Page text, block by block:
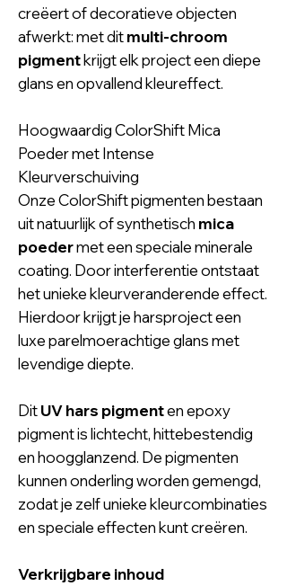
creëert of decoratieve objecten
afwerkt: met ditmulti-chroom
pigmentkrijgt elk project een diepe
glans en opvallend kleureffect.
Hoogwaardig ColorShift Mica
Poeder met Intense
Kleurverschuiving
Onze ColorShift pigmenten bestaan
uit natuurlijk of synthetisch mica
poedermet een speciale minerale
coating. Door interferentie ontstaat
het unieke kleurveranderende effect.
Hierdoor krijgt je harsproject een
luxe parelmoerachtige glans met
levendige diepte.
DitUV hars pigmenten epoxy
pigment is lichtecht, hittebestendig
en hoogglanzend. De pigmenten
kunnen onderling worden gemengd,
zodat je zelf unieke kleurcombinaties
en speciale effecten kunt creëren.
Verkrijgbare inhoud